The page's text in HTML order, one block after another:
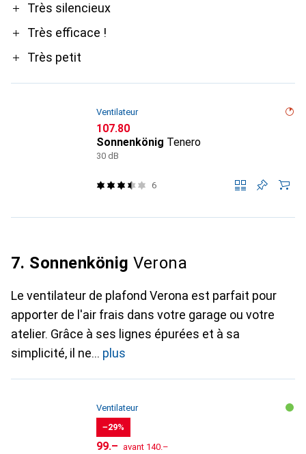
ProTrès silencieux
Très efficace !
Très petit
Ventilateur
CHF
107.80
Sonnenkönig Tenero
30 dB
6
7. Sonnenkönig Verona
Le ventilateur de plafond Verona est parfait pour
apporter de l'air frais dans votre garage ou votre
atelier. Grâce à ses lignes épurées et à sa
simplicité, il ne
plus
Ventilateur
−29%
CHF
99.– avant CHF
140.–